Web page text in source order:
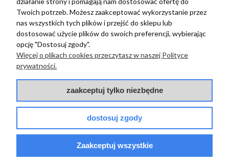
Fioranese Ceramica
FIORANESE GRANUM
GRIGIO NERO
LEVIGATO 60X120
GR620LR PŁYTKI
KAMIENNE GRESOWE
335,00 zł
Fioranese Ceramica
FIORANESE GRANUM
GRIGIO NERO
GR750LR PŁYTKI
KAMIENNE GRESOWE
Twoich potrzeb. Możesz zaakceptować wykorzystanie przez
nas wszystkich tych plików i przejść do sklepu lub
dostosować użycie plików do swoich preferencji, wybierając
opcję "Dostosuj zgody".
Więcej o plikach cookies przeczytasz w naszej Polityce
prywatności.
zaakceptuj tylko niezbędne
dostosuj zgody
Zaakceptuj wszystkie